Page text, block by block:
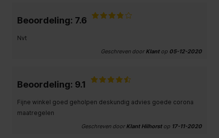
Beoordeling: 7.6
Nvt
Geschreven door Klantop 05-12-2020
Beoordeling: 9.1
Fijne winkel goed geholpen deskundig advies goede corona
maatregelen
Geschreven door Klant Hilhorstop 17-11-2020